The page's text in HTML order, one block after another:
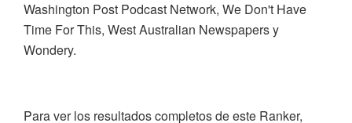
Washington Post Podcast Network, We Don't Have
Time For This, West Australian Newspapers y
Wondery.
Para ver los resultados completos de este Ranker,